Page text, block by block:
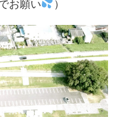
お願い
）